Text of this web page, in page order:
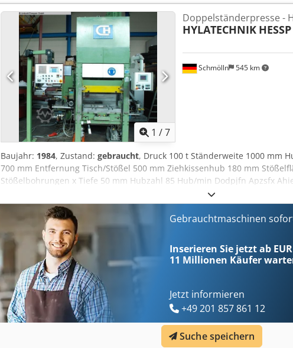
1 /7
Schmölln 545 km
Doppelständerpresse -
HYLATECHNIK
Baujahr: 1984, Zustand: gebraucht, Druck 100 t Ständerweite 1000 mm
700 mm Entfernung Tisch/Stößel 500 mm Ziehkissenhub 180 mm
Stößelbohrungen x Tiefe 50 mm Hubzahl 85 Hub/min Dodpjfn Apzsfx
Durchmesser) 85 x 50 mm Aufspannuten 22 DIN 650 Form diagonal
400 mm Blechlänge 1000 mm Raumbedarf ca. 3,0 x 3,0 x 3,0 m
Gesamtleistungsbedarf 30,2 kW - Hubfeineinstellung -
- Walzenvorschub von Dreher, Typ WAV, Steuerung PMS3000 von Dreher
wurde 2001 überholt und mit neuer Steuerung SIEMENS SIMATIC OP17
Gebrauchtmaschinen
Inserieren Sie jetzt ab
11 Millionen Käufer
Jetzt informieren
+49 201 857 861 12
Suche speichern